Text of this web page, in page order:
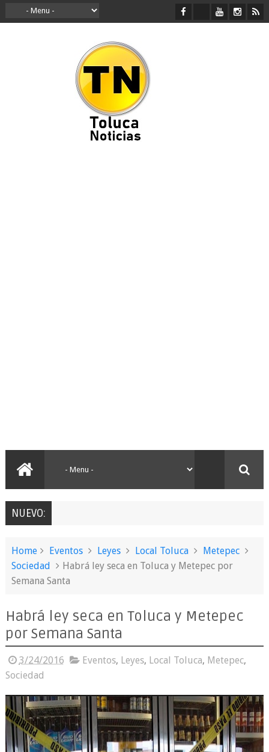
NUEVO:
Home Eventos Leyes Local Toluca
Metepec
Sociedad
Habrá ley seca en Toluca y Metepec por
Semana Santa
Habrá ley seca en Toluca y Metepec
por Semana Santa
3/24/2016 Eventos, Leyes, Local Toluca, Metepec,
Sociedad